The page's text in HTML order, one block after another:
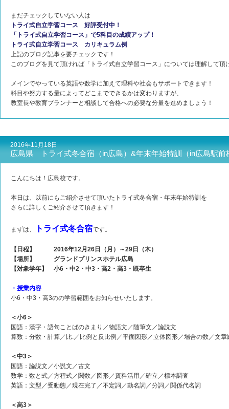
まだチェックしていない人は
トライ式自立学習コース 好評受付中！
「トライ式自立学習コース」で5科目の成績アップ！
トライ式自立学習コース カリキュラム例
上記のブログ記事を要チェックです！
このブログを見て頂ければ「トライ式自立学習コース」については理解して頂
メインでやっている英語や数学に加えて理科や社会もサポートできます！
科目や努力する量によってどこまでできるかは変わりますが、
教室長や教育プランナーと相談して合格への必要な分量を進めましょう！
2016年11月18日
広島県 トライ式冬合宿（in広島）&年末年始特訓（in広島駅
こんにちは！広島校です。
本日は、以前にもご紹介させて頂いたトライ式冬合宿・年末年始特訓を
さらに詳しくご紹介させて頂きます！
まずは、 トライ式冬合宿です。
【日程】 2016年12月26日（月）～29日（木）
【場所】 グランドプリンスホテル広島
【対象学年】 小6・中2・中3・高2・高3・既卒生
・授業内容
小6・中3・高3のの学習範囲をお知らせいたします。
＜小6＞
国語：漢字・語句ことばのきまり／物語文／随筆文／論説文
算数：分数・計算／比.／比例と反比例／平面図形／立体図形／場合の数／文章
＜中3＞
国語：論説文／小説文／古文
数学：数と式／方程式／関数／図形／資料活用／確立／標本調査
英語：文型／受動態／現在完了／不定詞／動名詞／分詞／関係代名詞
＜高3＞